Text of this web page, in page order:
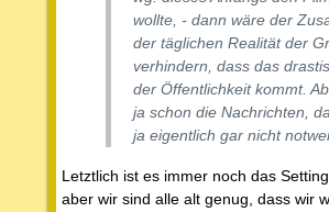
wollte, - dann wäre der
der täglichen Realität der
verhindern, dass das
der Öffentlichkeit kommt.
ja schon die Nachrichten,
ja eigentlich gar nicht
Letztlich ist es immer noch das
aber wir sind alle alt genug, dass wir